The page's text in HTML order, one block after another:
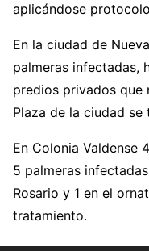
aplicándose
En la ciudad de
palmeras infectadas,
predios privados que
Plaza de la ciudad
En Colonia Valdense
5 palmeras
Rosario y 1 en el
tratamiento.